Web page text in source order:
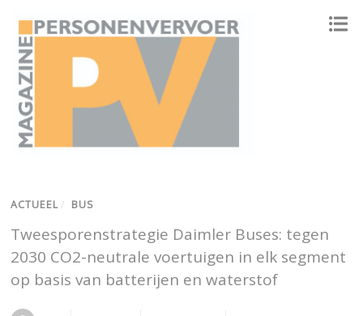
ACTUEEL / BUS
Tweesporenstrategie Daimler Buses: tegen
2030 CO2-neutrale voertuigen in elk segment
op basis van batterijen en waterstof